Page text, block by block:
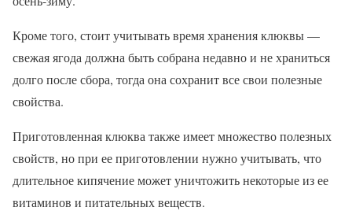
Кроме того, стоит учитывать время хранения клюквы —
свежая ягода должна быть собрана недавно и не храниться
долго после сбора, тогда она сохранит все свои полезные
свойства.
Приготовленная клюква также имеет множество полезных
свойств, но при ее приготовлении нужно учитывать, что
длительное кипячение может уничтожить некоторые из ее
витаминов и питательных веществ.